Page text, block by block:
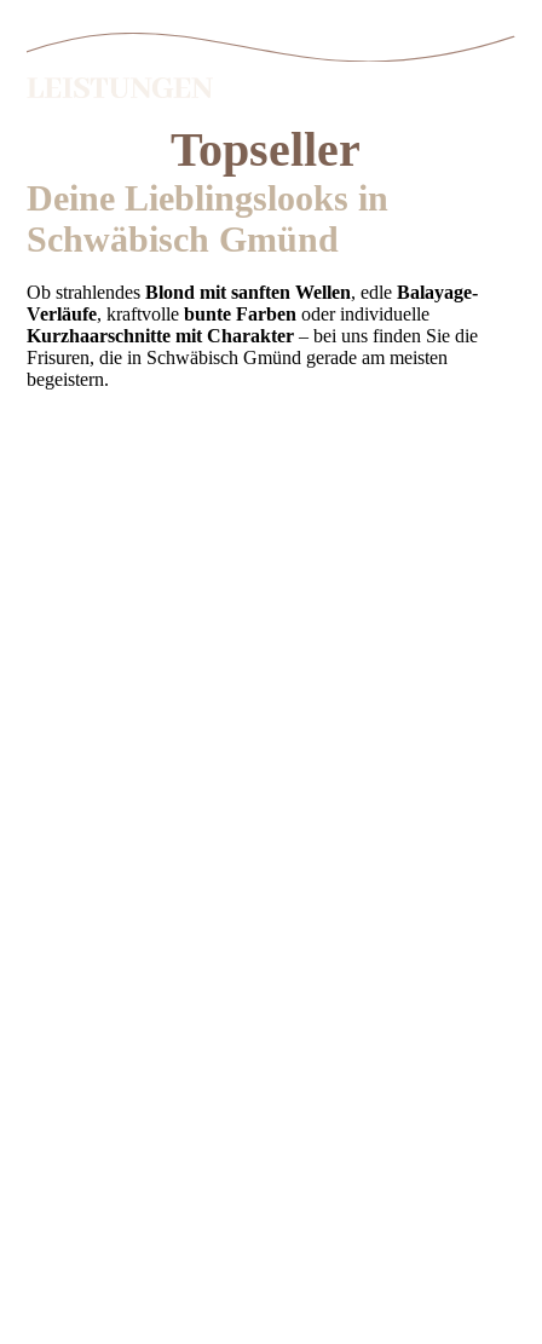
Topseller
Deine Lieblingslooks in
Schwäbisch Gmünd
Ob strahlendesBlond mit sanften Wellen, edleBalayage-
Verläufe, kraftvollebunte Farben oder individuelle
Kurzhaarschnitte mit Charakter – bei uns finden Sie die
Frisuren, die in Schwäbisch Gmünd gerade am meisten
begeistern.